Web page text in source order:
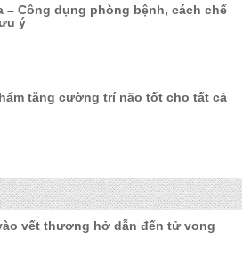
– Công dụng phòng bệnh, cách chế
ý
tăng cường trí não tốt cho tất cả
vết thương hở dẫn đến tử vong